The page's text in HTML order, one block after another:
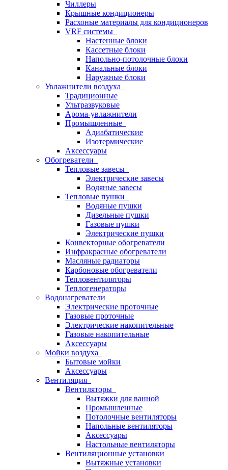
Чиллеры
Крышные кондиционеры
Расхоные материалы для кондиционеров
VRF системы
Настенные блоки
Кассетные блоки
Напольно-потолочные блоки
Канальные блоки
Наружные блоки
Увлажнители воздуха
Традиционные
Ультразвуковые
Арома-увлажнители
Промышленныe
Адиабатические
Изотермические
Аксессуары
Обогреватели
Тепловые завесы
Электрические завесы
Водяные завесы
Тепловые пушки
Водяные пушки
Дизельные пушки
Газовые пушки
Электрические пушки
Конвекторные обогреватели
Инфракрасные обогреватели
Масляные радиаторы
Карбоновые обогреватели
Тепловентиляторы
Теплогенераторы
Водонагреватели
Электрические проточные
Газовые проточные
Электрические накопительные
Газовые накопительные
Аксессуары
Мойки воздуха
Бытовые мойки
Аксессуары
Вентиляция
Вентиляторы
Вытяжки для ванной
Промышленные
Потолочные вентиляторы
Напольные вентиляторы
Аксессуары
Настольные вентиляторы
Вентиляционные установки
Вытяжные установки